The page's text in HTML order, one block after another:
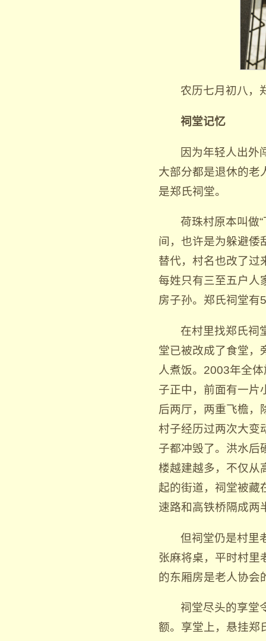
农历七月初八，
祠堂记忆
因为年轻人出外
大部分都是退休的老
是郑氏祠堂。
荷珠村原本叫做
间，也许是为躲避倭
替代，村名也改了过
每姓只有三至五户人
房子孙。郑氏祠堂有
在村里找郑氏祠
堂已被改成了食堂，
人煮饭。2003年全
子正中，前面有一片
后两厅，两重飞檐，
村子经历过两次大变
子都冲毁了。洪水后
楼越建越多，不仅从
起的街道，祠堂被藏
速路和高铁桥隔成两
但祠堂仍是村里
张麻将桌，平时村里
的东厢房是老人协会
祠堂尽头的享堂
额。享堂上，悬挂郑